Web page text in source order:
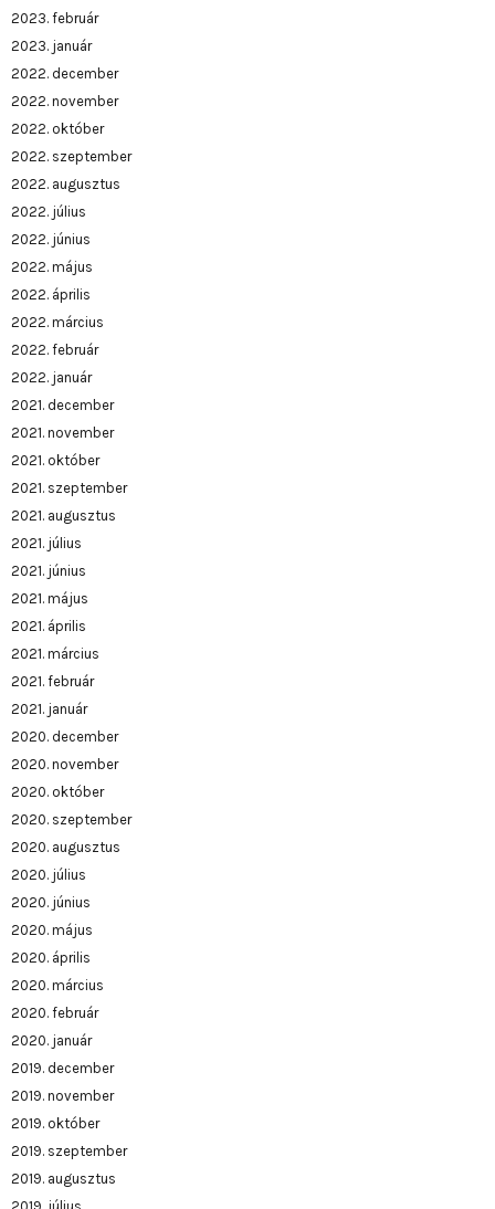
2023. február
2023. január
2022. december
2022. november
2022. október
2022. szeptember
2022. augusztus
2022. július
2022. június
2022. május
2022. április
2022. március
2022. február
2022. január
2021. december
2021. november
2021. október
2021. szeptember
2021. augusztus
2021. július
2021. június
2021. május
2021. április
2021. március
2021. február
2021. január
2020. december
2020. november
2020. október
2020. szeptember
2020. augusztus
2020. július
2020. június
2020. május
2020. április
2020. március
2020. február
2020. január
2019. december
2019. november
2019. október
2019. szeptember
2019. augusztus